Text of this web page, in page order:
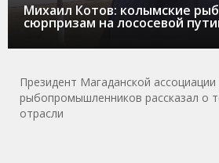
Михаил Котов: колымские
сюрпризам на лососевой
Президент Магаданской ассоциации
рыбопромышленников рассказал о
отрасли